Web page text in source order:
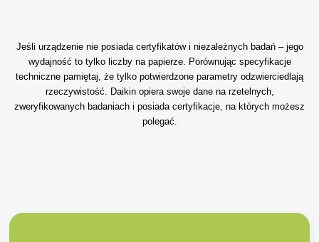
Jeśli urządzenie nie posiada certyfikatów i niezależnych badań – jego
wydajność to tylko liczby na papierze. Porównując specyfikacje
techniczne pamiętaj, że tylko potwierdzone parametry odzwierciedlają
rzeczywistość. Daikin opiera swoje dane na rzetelnych,
zweryfikowanych badaniach i posiada certyfikacje, na których możesz
polegać.